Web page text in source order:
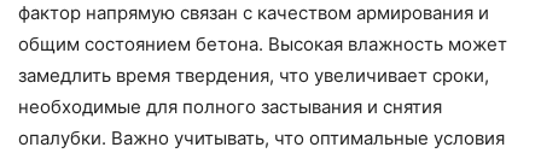
фактор напрямую связан с качеством армирования и
общим состоянием бетона. Высокая влажность может
замедлить время твердения, что увеличивает сроки,
необходимые для полного застывания и снятия
опалубки. Важно учитывать, что оптимальные условия